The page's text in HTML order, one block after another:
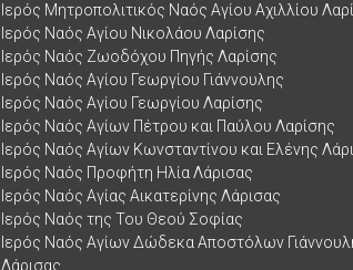
Ιερός Μητροπολιτικός Ναός Αγίου Αχιλλίου
Ιερός Ναός Αγίου Νικολάου Λαρίσης
Ιερός Ναός Ζωοδόχου Πηγής Λαρίσης
Ιερός Ναός Αγίου Γεωργίου Γιάννουλης
Ιερός Ναός Αγίου Γεωργίου Λαρίσης
Ιερός Ναός Αγίων Πέτρου και Παύλου Λαρίσης
Ιερός Ναός Αγίων Κωνσταντίνου και Ελένης
Ιερός Ναός Προφήτη Ηλία Λάρισας
Ιερός Ναός Αγίας Αικατερίνης Λάρισας
Ιερός Ναός της Του Θεού Σοφίας
Ιερός Ναός Αγίων Δώδεκα Αποστόλων
Λάρισας